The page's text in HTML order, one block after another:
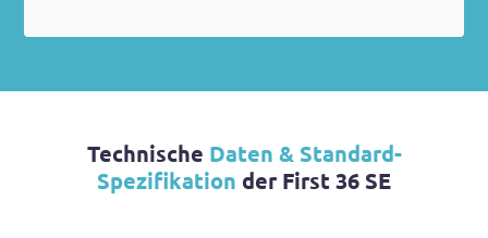
Technische Daten & Standard-
Spezifikation der First 36 SE